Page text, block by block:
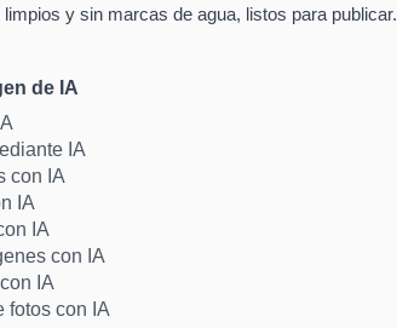
y sin marcas de agua, listos para publicar.
de IA
IA
con IA
IA
IA
con IA
IA
fotos con IA